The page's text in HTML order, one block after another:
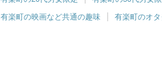
有楽町の映画など共通の趣味 有楽町のオ